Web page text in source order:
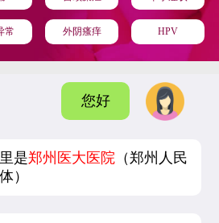
常 外阴瘙痒 HPV
您好
是郑州医大医院 （郑州人民
）